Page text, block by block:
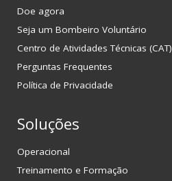
Doe agora
Seja um Bombeiro Voluntário
Centro de Atividades Técnicas (CAT)
Perguntas Frequentes
Política de Privacidade
Soluções
Operacional
Treinamento e Formação